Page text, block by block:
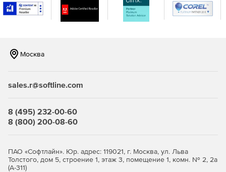
Возможность отключать в локальной смете расчёт
вспомогательных ненормируемых материалов;
позиций конъюнктурного анализа;
выбранной в смете, среди подключённых в
программе нормативных баз;
программе нормативных баз;
Москва
sales.r@softline.com
8 (495) 232-00-60
8 (800) 200-08-60
ПАО «Софтлайн». Юр. адрес: 119021, г. Москва, ул. Льва
Толстого, дом 5, строение 1, этаж 3, помещение 1, комн. № 2, 2а
(А-311)